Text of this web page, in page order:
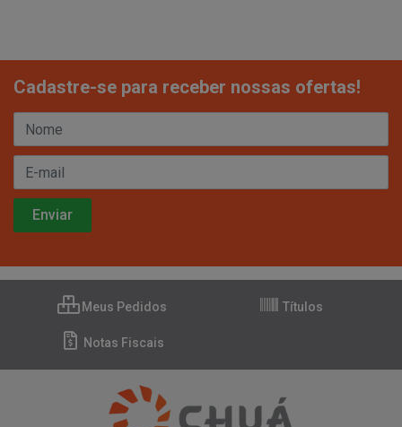
Cadastre-se para receber nossas ofertas!
Meus Pedidos Títulos
Notas Fiscais